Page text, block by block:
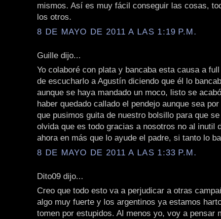
mismos. Así es muy fácil conseguir las cosas,
los otros.
8 DE MAYO DE 2011 A LAS 1:19 P.M.
Guille dijo...
Yo colaboré con plata y bancaba esta causa a
de escucharlo a Agustín diciendo que él lo
aunque se haya mandado un moco, listo se
haber quedado callado el pendejo aunque sea
que pusimos guita de nuestro bolsillo para que
olvida que es todo gracias a nosotros no al inutil
ahora en más que lo ayude el padre, si tanto lo
8 DE MAYO DE 2011 A LAS 1:33 P.M.
Dito09 dijo...
Creo que todo esto va a perjudicar a otras
algo muy fuerte y los argentinos ya estamos
tomen por estupidos. Al menos yo, voy a pensar